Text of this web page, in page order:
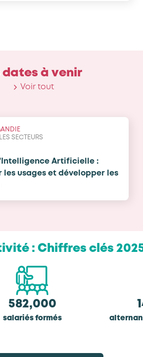
d ates à venir
Voir tout
SECTEURS
Artificielle :
les usages et développer les
ivité : C hiffres c és 202
582,000
salariés formés